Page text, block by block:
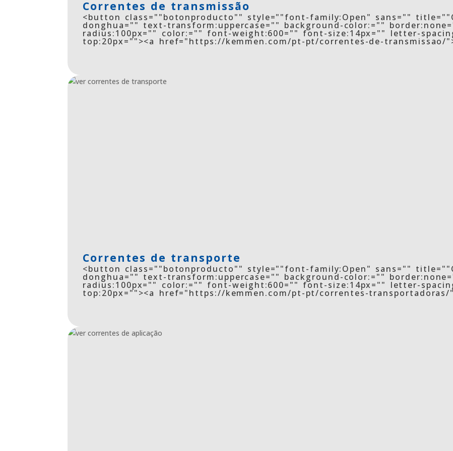
Correntes de transmissão
<button class=""botonproducto"" style=""font-family:Open" sans=""
donghua="" text-transform:uppercase="" background-color:=""
radius:100px="" color:="" font-weight:600="" font-size:14px="" letter-
top:20px=""><a href="https://kemmen.com/pt-pt/correntes-de-transmissao/
Correntes de transporte
<button class=""botonproducto"" style=""font-family:Open" sans=""
donghua="" text-transform:uppercase="" background-color:=""
radius:100px="" color:="" font-weight:600="" font-size:14px="" letter-
top:20px=""><a href="https://kemmen.com/pt-pt/correntes-